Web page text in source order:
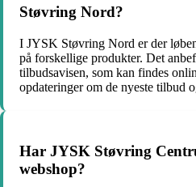
Støvring Nord?
I JYSK Støvring Nord er der
på forskellige produkter. Det
tilbudsavisen, som kan findes
opdateringer om de nyeste tilbud
Har JYSK Støvring
webshop?